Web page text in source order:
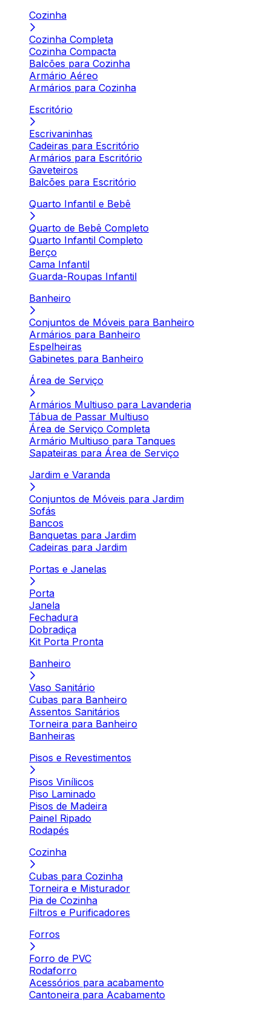
Cozinha
Cozinha Completa
Cozinha Compacta
Balcões para Cozinha
Armário Aéreo
Armários para Cozinha
Escritório
Escrivaninhas
Cadeiras para Escritório
Armários para Escritório
Gaveteiros
Balcões para Escritório
Quarto Infantil e Bebê
Quarto de Bebê Completo
Quarto Infantil Completo
Berço
Cama Infantil
Guarda-Roupas Infantil
Banheiro
Conjuntos de Móveis para Banheiro
Armários para Banheiro
Espelheiras
Gabinetes para Banheiro
Área de Serviço
Armários Multiuso para Lavanderia
Tábua de Passar Multiuso
Área de Serviço Completa
Armário Multiuso para Tanques
Sapateiras para Área de Serviço
Jardim e Varanda
Conjuntos de Móveis para Jardim
Sofás
Bancos
Banquetas para Jardim
Cadeiras para Jardim
Portas e Janelas
Porta
Janela
Fechadura
Dobradiça
Kit Porta Pronta
Banheiro
Vaso Sanitário
Cubas para Banheiro
Assentos Sanitários
Torneira para Banheiro
Banheiras
Pisos e Revestimentos
Pisos Vinílicos
Piso Laminado
Pisos de Madeira
Painel Ripado
Rodapés
Cozinha
Cubas para Cozinha
Torneira e Misturador
Pia de Cozinha
Filtros e Purificadores
Forros
Forro de PVC
Rodaforro
Acessórios para acabamento
Cantoneira para Acabamento